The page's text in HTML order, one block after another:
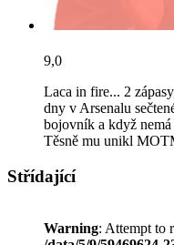
9,0
Laca in fire... 2
dny v Arsenalu
bojovník a když
Těsně mu unikl
Střídající
Warning: Attempt to